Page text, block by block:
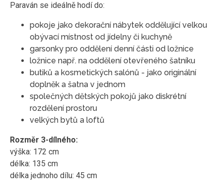
Paraván se ideálně hodí do:
pokoje jako dekorační nábytek oddělující velkou
obývací místnost od jídelny či kuchyně
garsonky pro oddělení denní části od ložnice
ložnice např. na oddělení otevřeného šatníku
butiků a kosmetických salónů - jako originální
doplněk a šatna v jednom
společných dětských pokojů jako diskrétní
rozdělení prostoru
velkých bytů a loftů
Rozměr 3-dílného:
výška: 172 cm
délka: 135 cm
délka jednoho dílu: 45 cm